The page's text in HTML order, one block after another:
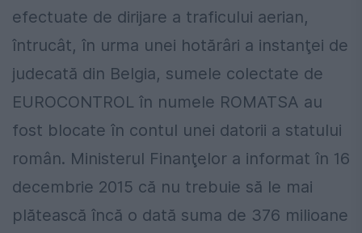
efectuate de dirijare a traficului aerian,
întrucât, în urma unei hotărâri a instanţei de
judecată din Belgia, sumele colectate de
EUROCONTROL în numele ROMATSA au
fost blocate în contul unei datorii a statului
român. Ministerul Finanţelor a informat în 16
decembrie 2015 că nu trebuie să le mai
plătească încă o dată suma de 376 milioane